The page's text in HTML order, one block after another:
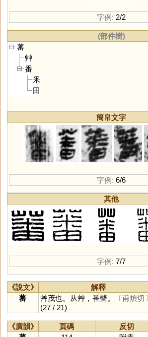
字例: 2/2
(部件樹)
蕃
艸
番
釆
田
簡帛文字
字例: 6/6
其他
字例: 7/7
《說文》 解釋
蕃
艸茂也。从艸，番聲。
〔甫煩切〕
(27 / 21)
《廣韻》 頁碼 反切